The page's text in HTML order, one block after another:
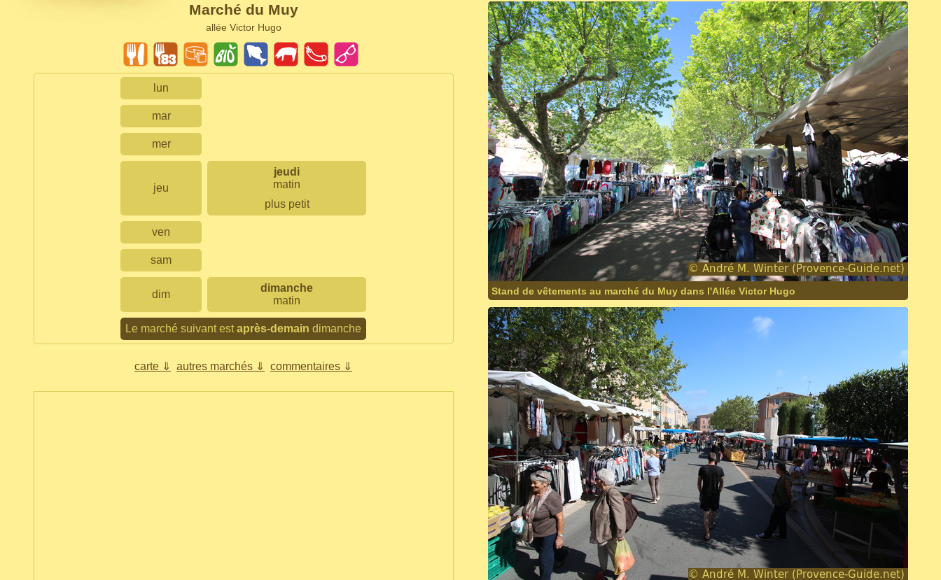
Marché du Muy
allée Victor Hugo
lun
mar
mer
jeu
jeudi
matin
plus petit
ven
sam
dim
dimanche
matin
Le marché suivant estaprès-demain dimanche
carte ⇓ autres marchés ⇓ commentaires ⇓
Stand de vêtements au marché du Muy dans l'Allée Victor Hugo